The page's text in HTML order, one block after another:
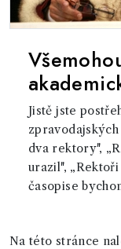
Jistě jste
dva rektory",
urazil", „Rektoři
časopise
Na této stránce